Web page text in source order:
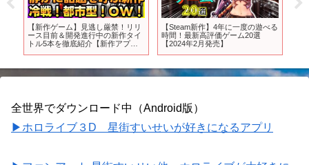
マジで実写に見えると話題のゲー
ムボディカム#ショートゲーム紹
介
【8番のりば】新作ゲーム✨8番出
口の続編に挑むううううううう
【ペペち/ソニーミュージック】
全世界でダウンロード中（Android版）
▶ホロライブ３D 星街すいせいが好きになるアプリ